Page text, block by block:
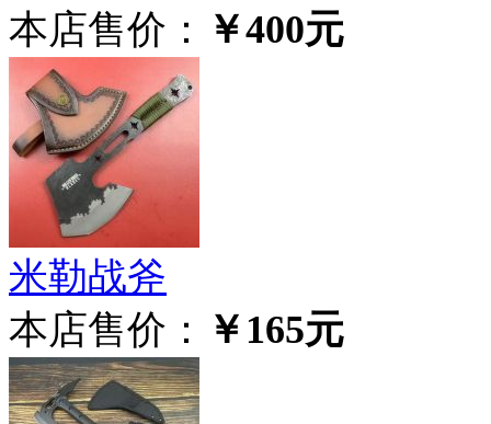
本店售价： ￥400元
米勒战斧
本店售价： ￥165元